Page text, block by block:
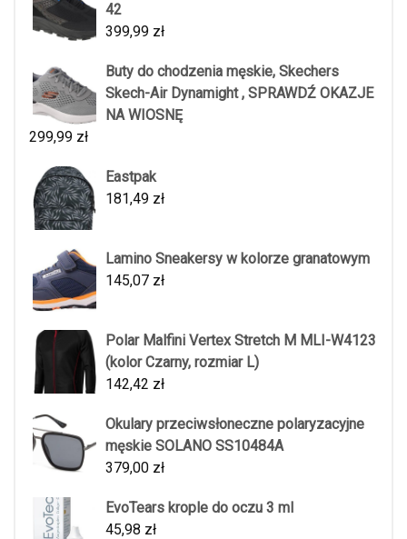
42
399,99 zł
Buty do chodzenia męskie, Skechers
Skech-Air Dynamight , SPRAWDŹ OKAZJE
NA WIOSNĘ
299,99 zł
Eastpak
181,49 zł
Lamino Sneakersy w kolorze granatowym
145,07 zł
Polar Malfini Vertex Stretch M MLI-W4123
(kolor Czarny, rozmiar L)
142,42 zł
Okulary przeciwsłoneczne polaryzacyjne
męskie SOLANO SS10484A
379,00 zł
EvoTears krople do oczu 3 ml
45,98 zł